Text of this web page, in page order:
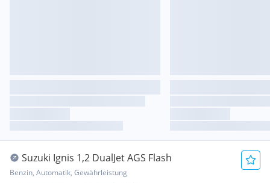
Suzuki Ignis 1,2 DualJet AGS Flash
Benzin, Automatik, Gewährleistung